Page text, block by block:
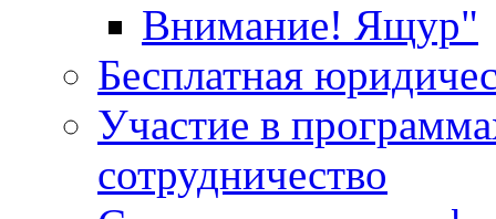
Внимание! Ящур"
Бесплатная
Участие в
сотрудничество